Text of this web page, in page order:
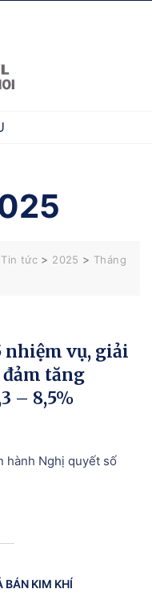
Tin tức > 2025 > Tháng
vụ, giải
tăng
– 8,5%
hành Nghị quyết số
BÁN KIM KHÍ